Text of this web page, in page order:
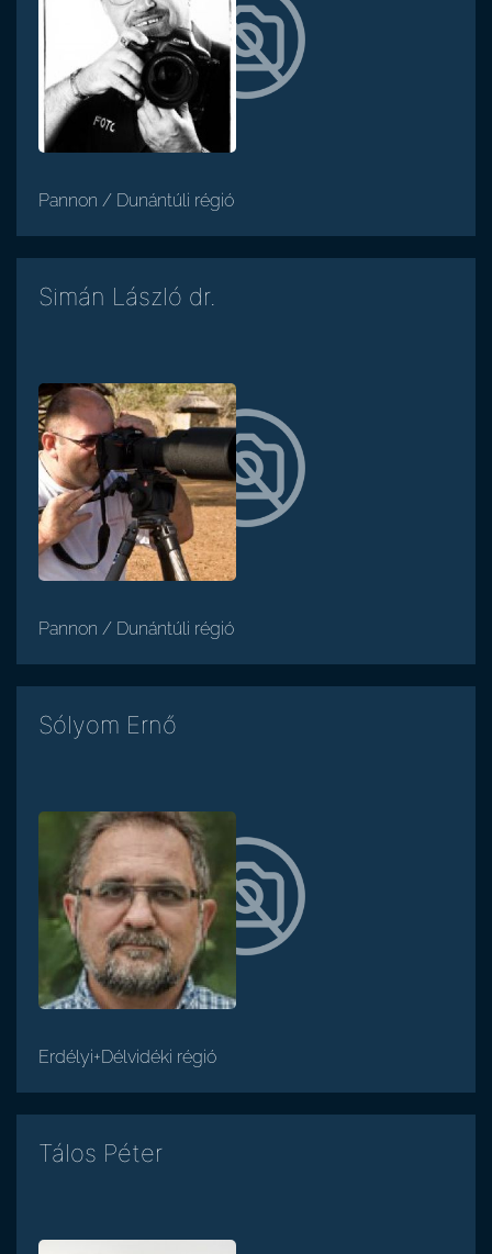
Pannon / Dunántúli régió
Simán László dr.
Pannon / Dunántúli régió
Sólyom Ernő
Erdélyi+Délvidéki régió
Tálos Péter